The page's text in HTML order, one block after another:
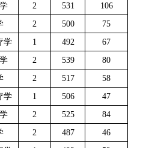
2 531
106
2 500
75
学
1 492 67
2 539
80
2 517
58
学
1 506 47
2 525
84
2 487
46